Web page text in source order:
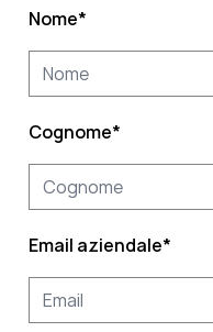
Nome*
Cognome*
Email aziendale*